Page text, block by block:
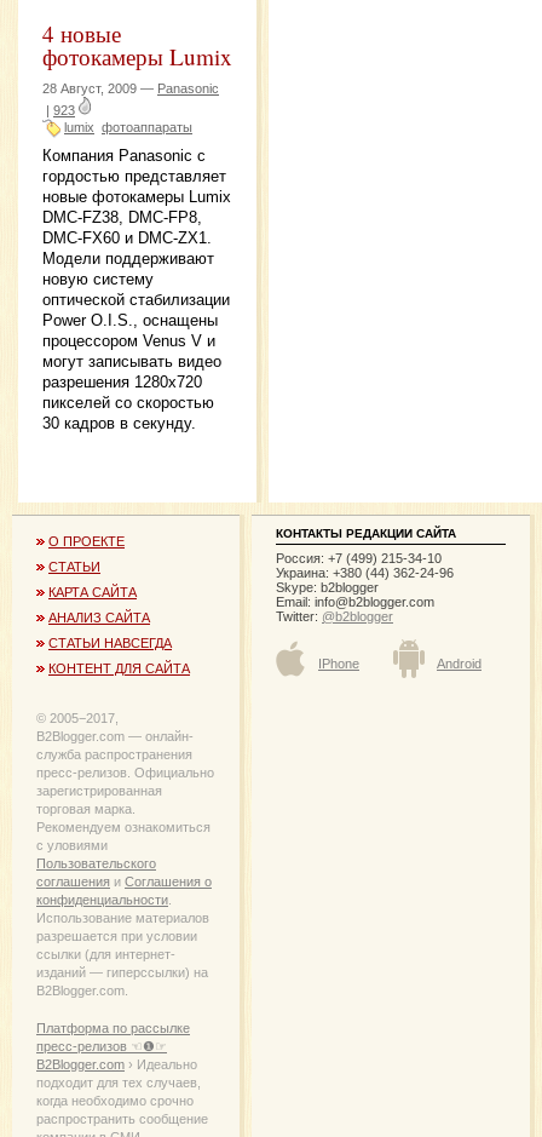
4 новые
фотокамеры Lumix
28 Август, 2009 — Panasonic
| 923
lumix фотоаппараты
Компания Panasonic с
гордостью представляет
новые фотокамеры Lumix
DMC-FZ38, DMC-FP8,
DMC-FX60 и DMC-ZX1.
Модели поддерживают
новую систему
оптической стабилизации
Power O.I.S., оснащены
процессором Venus V и
могут записывать видео
разрешения 1280x720
пикселей со скоростью
30 кадров в секунду.
О ПРОЕКТЕ
СТАТЬИ
КАРТА САЙТА
АНАЛИЗ САЙТА
СТАТЬИ НАВСЕГДА
КОНТЕНТ ДЛЯ САЙТА
© 2005−2017,
B2Blogger.com — онлайн-
служба распространения
пресс-релизов. Официально
зарегистрированная
торговая марка.
Рекомендуем ознакомиться
с уловиями
Пользовательского
соглашения и Соглашения о
конфиденциальности
Использование материалов
разрешается при условии
ссылки (для интернет-
изданий — гиперссылки) на
B2Blogger.com.
Платформа по рассылке
пресс-релизов ☜❶☞
B2Blogger.com › Идеально
подходит для тех случаев,
когда необходимо срочно
распространить сообщение
КОНТАКТЫ РЕДАКЦИИ САЙТА
Россия: +7 (499) 215-34-10
Украина: +380 (44) 362-24-96
Skype: b2blogger
Email: info@b2blogger.com
Twitter: @b2blogger
IPhone Android